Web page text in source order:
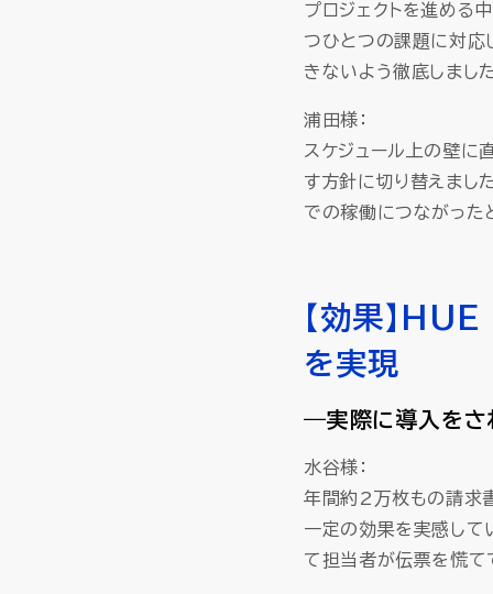
プロジェクトを進める
つひとつの課題に対応
きないよう徹底しまし
浦田様：
スケジュール上の壁に
す方針に切り替えまし
での稼働につながった
【効果】
を実現
―実際に導入をさ
水谷様：
年間約2万枚もの請求
一定の効果を実感して
て担当者が伝票を慌て